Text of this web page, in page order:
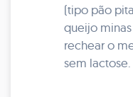
(tipo pão
queijo
rechear o
sem lactose.